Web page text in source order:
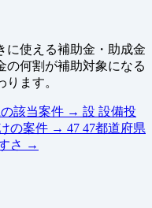
に使える補助金・助成金
の何割が補助対象になる
ます。
該当案件 → 設 設備投
の案件 → 47 47都道府県
さ →